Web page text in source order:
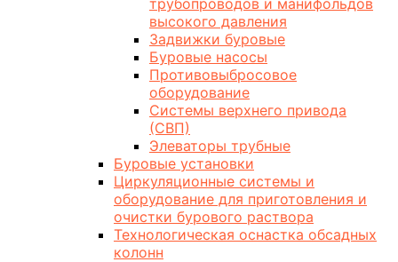
трубопроводов и манифольдов
высокого давления
Задвижки буровые
Буровые насосы
Противовыбросовое
оборудование
Системы верхнего привода
(СВП)
Элеваторы трубные
Буровые установки
Циркуляционные системы и
оборудование для приготовления и
очистки бурового раствора
Технологическая оснастка обсадных
колонн